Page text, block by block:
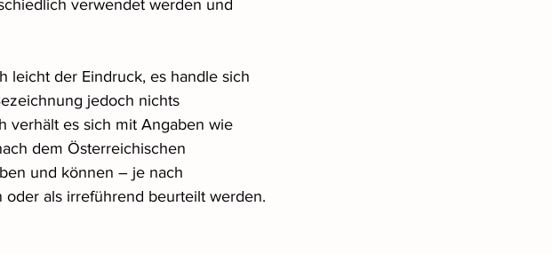
verwendet werden und
leicht der Eindruck, es handle sich
jedoch nichts
verhält es sich mit Angaben wie
dem Österreichischen
und können – je nach
als irreführend beurteilt werden.